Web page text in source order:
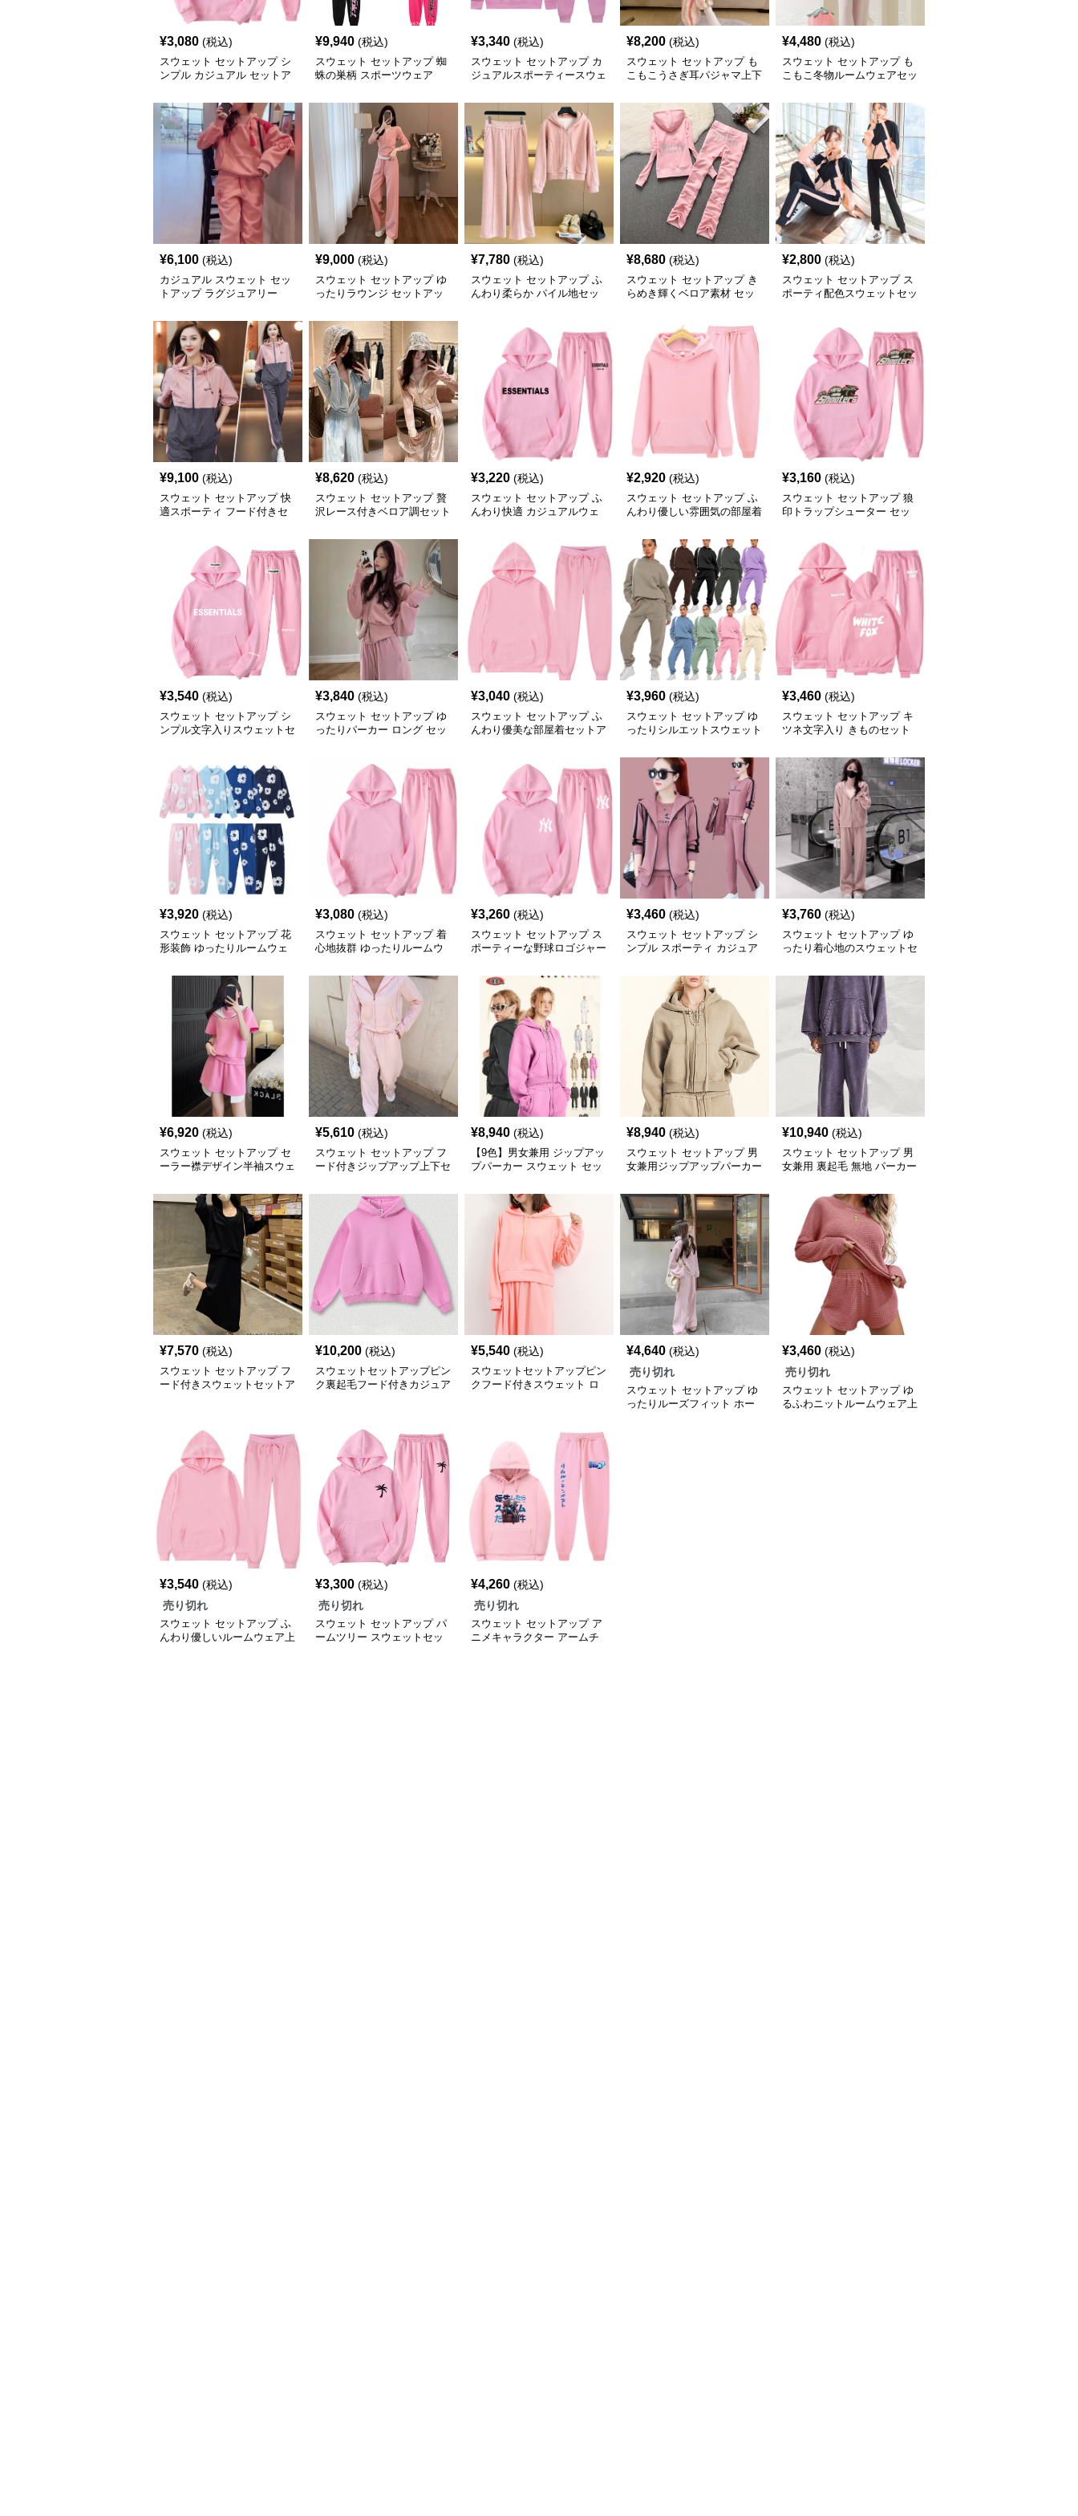
¥3,080 (税込)
スウェット セットアップ シ
ンプル カジュアル セットア
¥9,940 (税込)
スウェット セットアップ 蜘
蛛の巣柄 スポーツウェア
¥3,340 (税込)
スウェット セットアップ カ
ジュアルスポーティースウェ
¥8,200 (税込)
スウェット セットアップ も
こもこうさぎ耳パジャマ上下
¥4,480 (税込)
スウェット セットアップ も
こもこ冬物ルームウェアセッ
¥6,100 (税込)
カジュアル スウェット セッ
トアップ ラグジュアリー
¥9,000 (税込)
スウェット セットアップ ゆ
ったりラウンジ セットアッ
¥7,780 (税込)
スウェット セットアップ ふ
んわり柔らか パイル地セッ
¥8,680 (税込)
スウェット セットアップ き
らめき輝くベロア素材 セッ
¥2,800 (税込)
スウェット セットアップ ス
ポーティ配色スウェットセッ
¥9,100 (税込)
スウェット セットアップ 快
適スポーティ フード付きセ
¥8,620 (税込)
スウェット セットアップ 贅
沢レース付きベロア調セット
¥3,220 (税込)
スウェット セットアップ ふ
んわり快適 カジュアルウェ
¥2,920 (税込)
スウェット セットアップ ふ
んわり優しい雰囲気の部屋着
¥3,160 (税込)
スウェット セットアップ 狼
印トラップシューター セッ
¥3,540 (税込)
スウェット セットアップ シ
ンプル文字入りスウェットセ
¥3,840 (税込)
スウェット セットアップ ゆ
ったりパーカー ロング セッ
¥3,040 (税込)
スウェット セットアップ ふ
んわり優美な部屋着セットア
¥3,960 (税込)
スウェット セットアップ ゆ
ったりシルエットスウェット
¥3,460 (税込)
スウェット セットアップ キ
ツネ文字入り きものセット
¥3,920 (税込)
スウェット セットアップ 花
形装飾 ゆったりルームウェ
¥3,080 (税込)
スウェット セットアップ 着
心地抜群 ゆったりルームウ
¥3,260 (税込)
スウェット セットアップ ス
ポーティーな野球ロゴジャー
¥3,460 (税込)
スウェット セットアップ シ
ンプル スポーティ カジュア
¥3,760 (税込)
スウェット セットアップ ゆ
ったり着心地のスウェットセ
¥6,920 (税込)
スウェット セットアップ セ
ーラー襟デザイン半袖スウェ
¥5,610 (税込)
スウェット セットアップ フ
ード付きジップアップ上下セ
ンク
¥8,940 (税込)
【9色】男女兼用 ジップアッ
プパーカー スウェット セッ
¥8,940 (税込)
スウェット セットアップ 男
女兼用ジップアップパーカー
色
¥10,940 (税込)
スウェット セットアップ 男
女兼用 裏起毛 無地 パーカー
¥7,570 (税込)
スウェット セットアップ フ
ード付きスウェットセットア
¥10,200 (税込)
スウェットセットアップピン
ク裏起毛フード付きカジュア
¥5,540 (税込)
スウェットセットアップピン
クフード付きスウェット ロ
¥4,640 (税込)
売り切れ
スウェット セットアップ ゆ
ったりルーズフィット ホー
¥3,460 (税込)
売り切れ
スウェット セットアップ ゆ
るふわニットルームウェア上
¥3,540 (税込)
売り切れ
スウェット セットアップ ふ
んわり優しいルームウェア上
¥3,300 (税込)
売り切れ
スウェット セットアップ パ
ームツリー スウェットセッ
¥4,260 (税込)
売り切れ
スウェット セットアップ ア
ニメキャラクター アームチ